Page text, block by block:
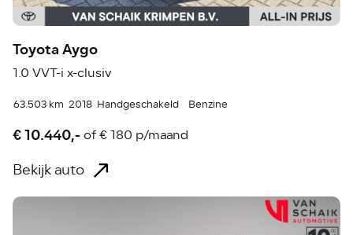
Toyota Aygo
1.0 VVT-i x-clusiv
63.503 km 2018 Handgeschakeld Benzine
€ 10.440,- of€ 180 p/maand
Bekijk auto